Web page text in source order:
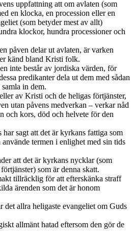
uppfattning att om avlaten (som
en klocka, en procession eller en
(som betyder mest av allt)
klockor, hundra processioner och
påven delar ut avlaten, är varken
känd bland Kristi folk.
inte består av jordiska värden, för
predikanter dela ut dem med sådan
in dem.
av Kristi och de heligas förtjänster,
utan påvens medverkan – verkar nåd
och kors, död och helvete för den
sagt att det är kyrkans fattiga som
använde termen i enlighet med sin tids
att det är kyrkans nycklar (som
som är denna skatt.
tillräcklig för att efterskänka straff
ärenden som det är honom
det allra heligaste evangeliet om Guds
allmänt hatad eftersom den gör de